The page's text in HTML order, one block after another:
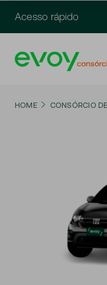
Acesso rápido
HOME CONSÓRCIO